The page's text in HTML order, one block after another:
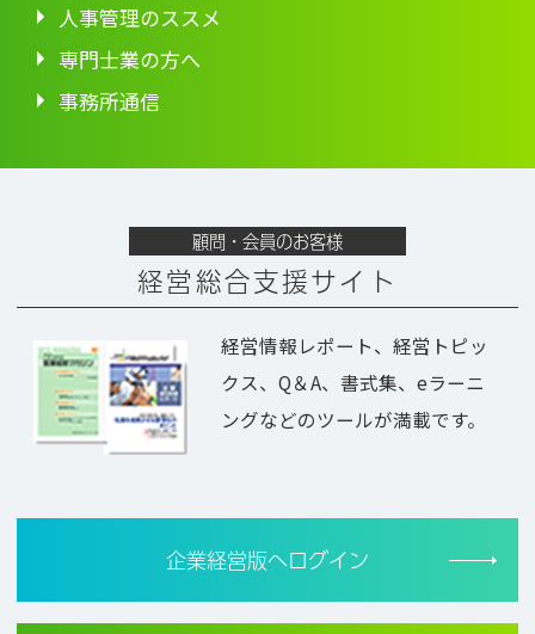
人事管理のススメ
専門士業の方へ
事務所通信
顧問・会員のお客様
経営総合支援サイト
経営情報レポート、経営トピッ
クス、Q＆A、書式集、eラーニ
ングなどのツールが満載です。
企業経営版へログイン